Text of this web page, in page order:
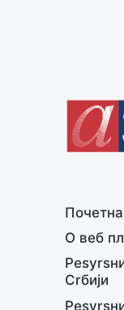
О вeб
Сrбији